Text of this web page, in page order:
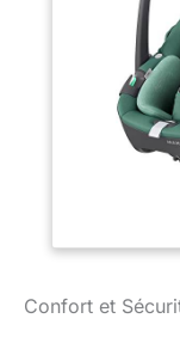
Confort et